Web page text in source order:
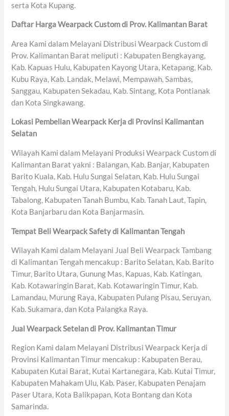
serta Kota Kupang.
Daftar Harga Wearpack Custom di Prov. Kalimantan Barat
Area Kami dalam Melayani Distribusi Wearpack Custom di
Prov. Kalimantan Barat meliputi : Kabupaten Bengkayang,
Kab. Kapuas Hulu, Kabupaten Kayong Utara, Ketapang, Kab.
Kubu Raya, Kab. Landak, Melawi, Mempawah, Sambas,
Sanggau, Kabupaten Sekadau, Kab. Sintang, Kota Pontianak
dan Kota Singkawang.
Lokasi Pembelian Wearpack Kerja di Provinsi Kalimantan
Selatan
Wilayah Kami dalam Melayani Produksi Wearpack Custom di
Kalimantan Barat yakni : Balangan, Kab. Banjar, Kabupaten
Barito Kuala, Kab. Hulu Sungai Selatan, Kab. Hulu Sungai
Tengah, Hulu Sungai Utara, Kabupaten Kotabaru, Kab.
Tabalong, Kabupaten Tanah Bumbu, Kab. Tanah Laut, Tapin,
Kota Banjarbaru dan Kota Banjarmasin.
Tempat Beli Wearpack Safety di Kalimantan Tengah
Wilayah Kami dalam Melayani Jual Beli Wearpack Tambang
di Kalimantan Tengah mencakup : Barito Selatan, Kab. Barito
Timur, Barito Utara, Gunung Mas, Kapuas, Kab. Katingan,
Kab. Kotawaringin Barat, Kab. Kotawaringin Timur, Kab.
Lamandau, Murung Raya, Kabupaten Pulang Pisau, Seruyan,
Kab. Sukamara, dan Kota Palangka Raya.
Jual Wearpack Setelan di Prov. Kalimantan Timur
Region Kami dalam Melayani Distribusi Wearpack Kerja di
Provinsi Kalimantan Timur mencakup : Kabupaten Berau,
Kabupaten Kutai Barat, Kutai Kartanegara, Kab. Kutai Timur,
Kabupaten Mahakam Ulu, Kab. Paser, Kabupaten Penajam
Paser Utara, Kota Balikpapan, Kota Bontang dan Kota
Samarinda.